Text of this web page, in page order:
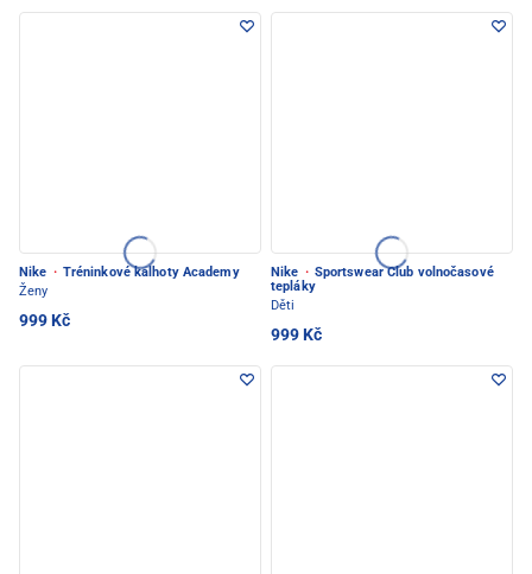
Nike · Tréninkové kalhoty Academy
Ženy
999 Kč
Nike · Sportswear Club volnočasové
tepláky
Děti
999 Kč